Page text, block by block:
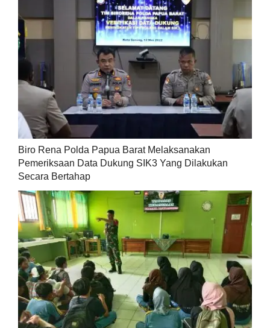
Biro Rena Polda Papua Barat Melaksanakan
Pemeriksaan Data Dukung SIK3 Yang Dilakukan
Secara Bertahap